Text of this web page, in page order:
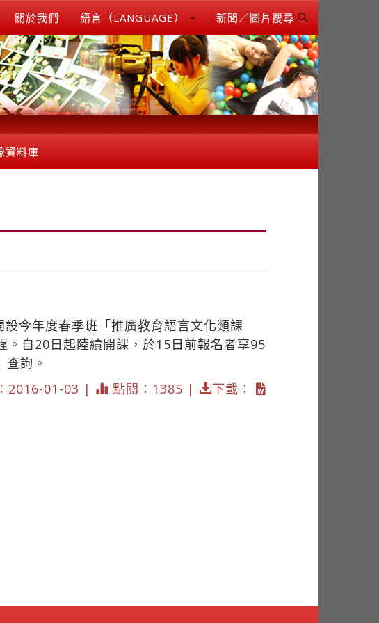
關於我們 語言（LANGUAGE） 新聞／圖片搜尋
資料庫
今年度春季班「推廣教育語言文化類課
自20日起陸續開課，於15日前報名者享95
詢。
2016-01-03 | 點閱：1385 | 下載：